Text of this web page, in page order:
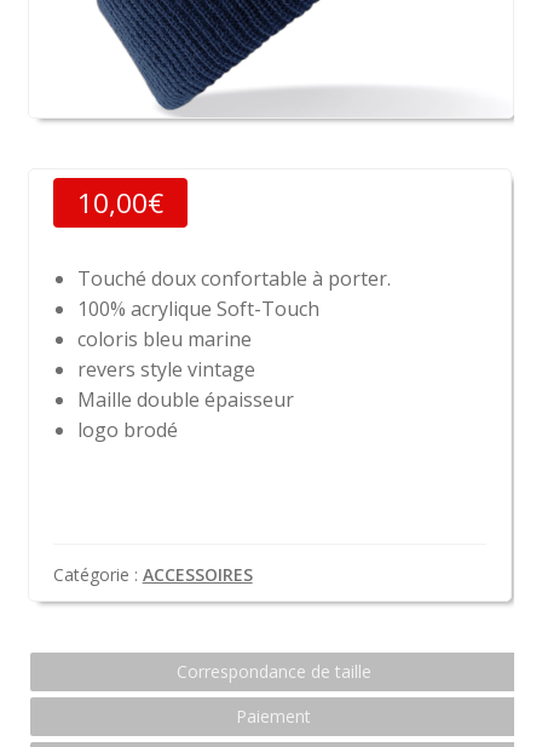
10,00€
Touché doux confortable à porter.
100% acrylique Soft-Touch
coloris bleu marine
revers style vintage
Maille double épaisseur
logo brodé
Catégorie : ACCESSOIRES
Correspondance de taille
Paiement